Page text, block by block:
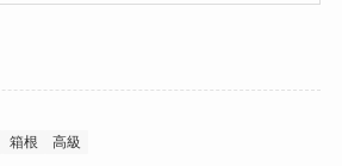
箱根 高級